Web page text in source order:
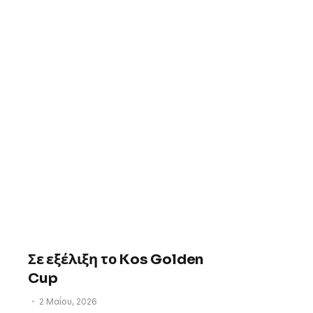
Σε εξέλιξη το Kos Golden
Cup
2 Μαΐου, 2026